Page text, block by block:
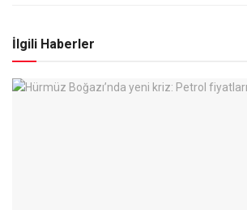
İlgili Haberler